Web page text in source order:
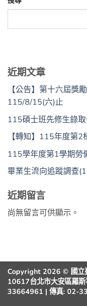
近期文章
【公告】第十六屆獎
115/8/15(六)止
115碩士班先修生錄
【轉知】115年度第
115學年度第1學期勞
畢業生流向追蹤調查
近期留言
尚無留言可供顯示。
Copyright 2026 © 國立
10617台北市大安區羅
33664961 | 傳真: 02-